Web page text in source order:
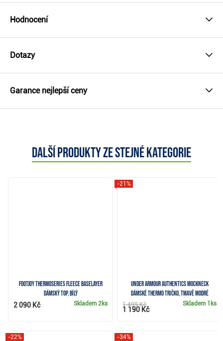
Hodnocení
Dotazy
Garance nejlepší ceny
Další produkty ze stejné kategorie
FootJoy ThermoSeries Fleece Baselayer
dámský top, bílý
Skladem2ks
2 090 Kč
Under Armour Authentics Mockneck
dámské thermo tričko, tmavě modré
-21%
Skladem 1ks
1 499 Kč
1 190 Kč
-22% -34%